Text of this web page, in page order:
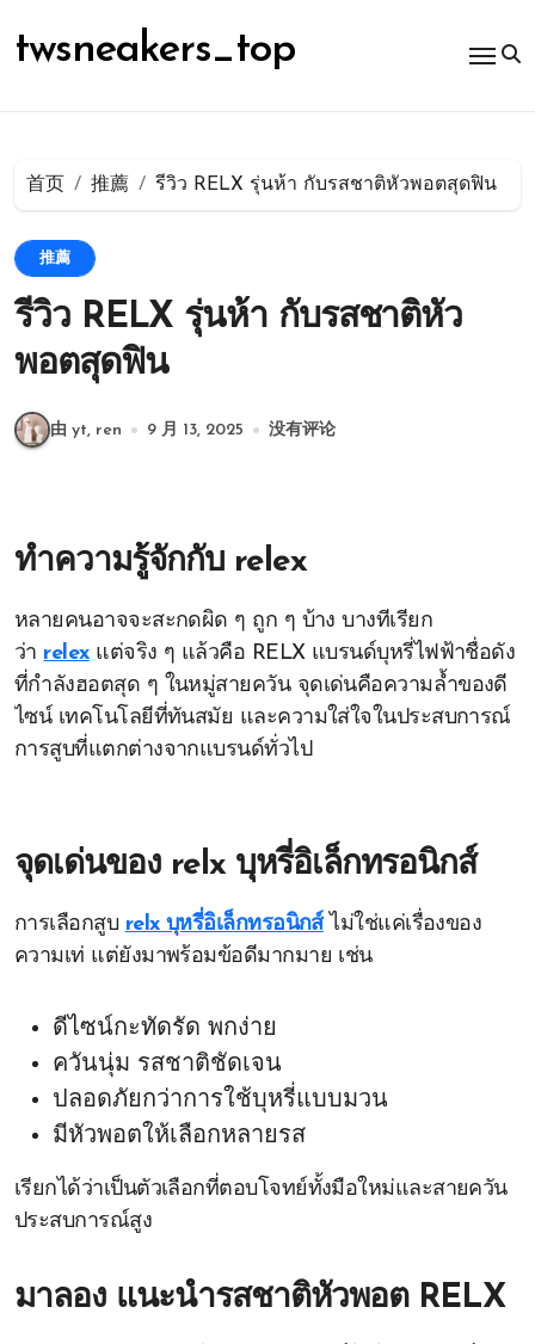
容
twsneakers_top
首页 推薦 รีวิว RELX รุ่นห้า กับรสชาติหัวพอตสุดฟิน
推薦
รีวิว RELX รุ่นห้า กับรสชาติหัว
พอตสุดฟิน
由 yt, ren 9 月 13, 2025 没有评论
ทำความรู้จักกับ relex
หลายคนอาจจะสะกดผิด ๆ ถูก ๆ บ้าง บางทีเรียก
ว่า relexแต่จริง ๆ แล้วคือ RELX แบรนด์บุหรี่ไฟฟ้าชื่อดัง
ที่กำลังฮอตสุด ๆ ในหมู่สายควัน จุดเด่นคือความล้ำของดี
ไซน์ เทคโนโลยีที่ทันสมัย และความใส่ใจในประสบการณ์
การสูบที่แตกต่างจากแบรนด์ทั่วไป
จุดเด่นของ relx บุหรี่อิเล็กทรอนิกส์
การเลือกสูบ relx บุหรี่อิเล็กทรอนิกส์ไม่ใช่แค่เรื่องของ
ความเท่ แต่ยังมาพร้อมข้อดีมากมาย เช่น
ดีไซน์กะทัดรัด พกง่าย
ควันนุ่ม รสชาติชัดเจน
ปลอดภัยกว่าการใช้บุหรี่แบบมวน
มีหัวพอตให้เลือกหลายรส
เรียกได้ว่าเป็นตัวเลือกที่ตอบโจทย์ทั้งมือใหม่และสายควัน
ประสบการณ์สูง
มาลอง แนะนำรสชาติหัวพอต RELX